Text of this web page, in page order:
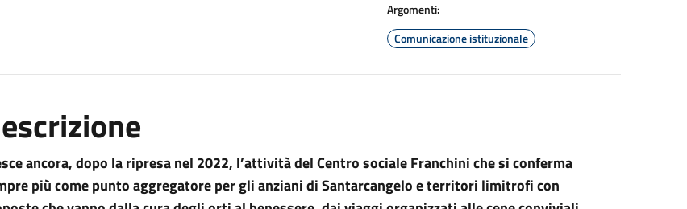
Argomenti:
Comunicazione istituzionale
ancora, dopo la ripresa nel 2022, l’attività del Centro sociale Franchini che si conferma
più come punto aggregatore per gli anziani di Santarcangelo e territori limitrofi con